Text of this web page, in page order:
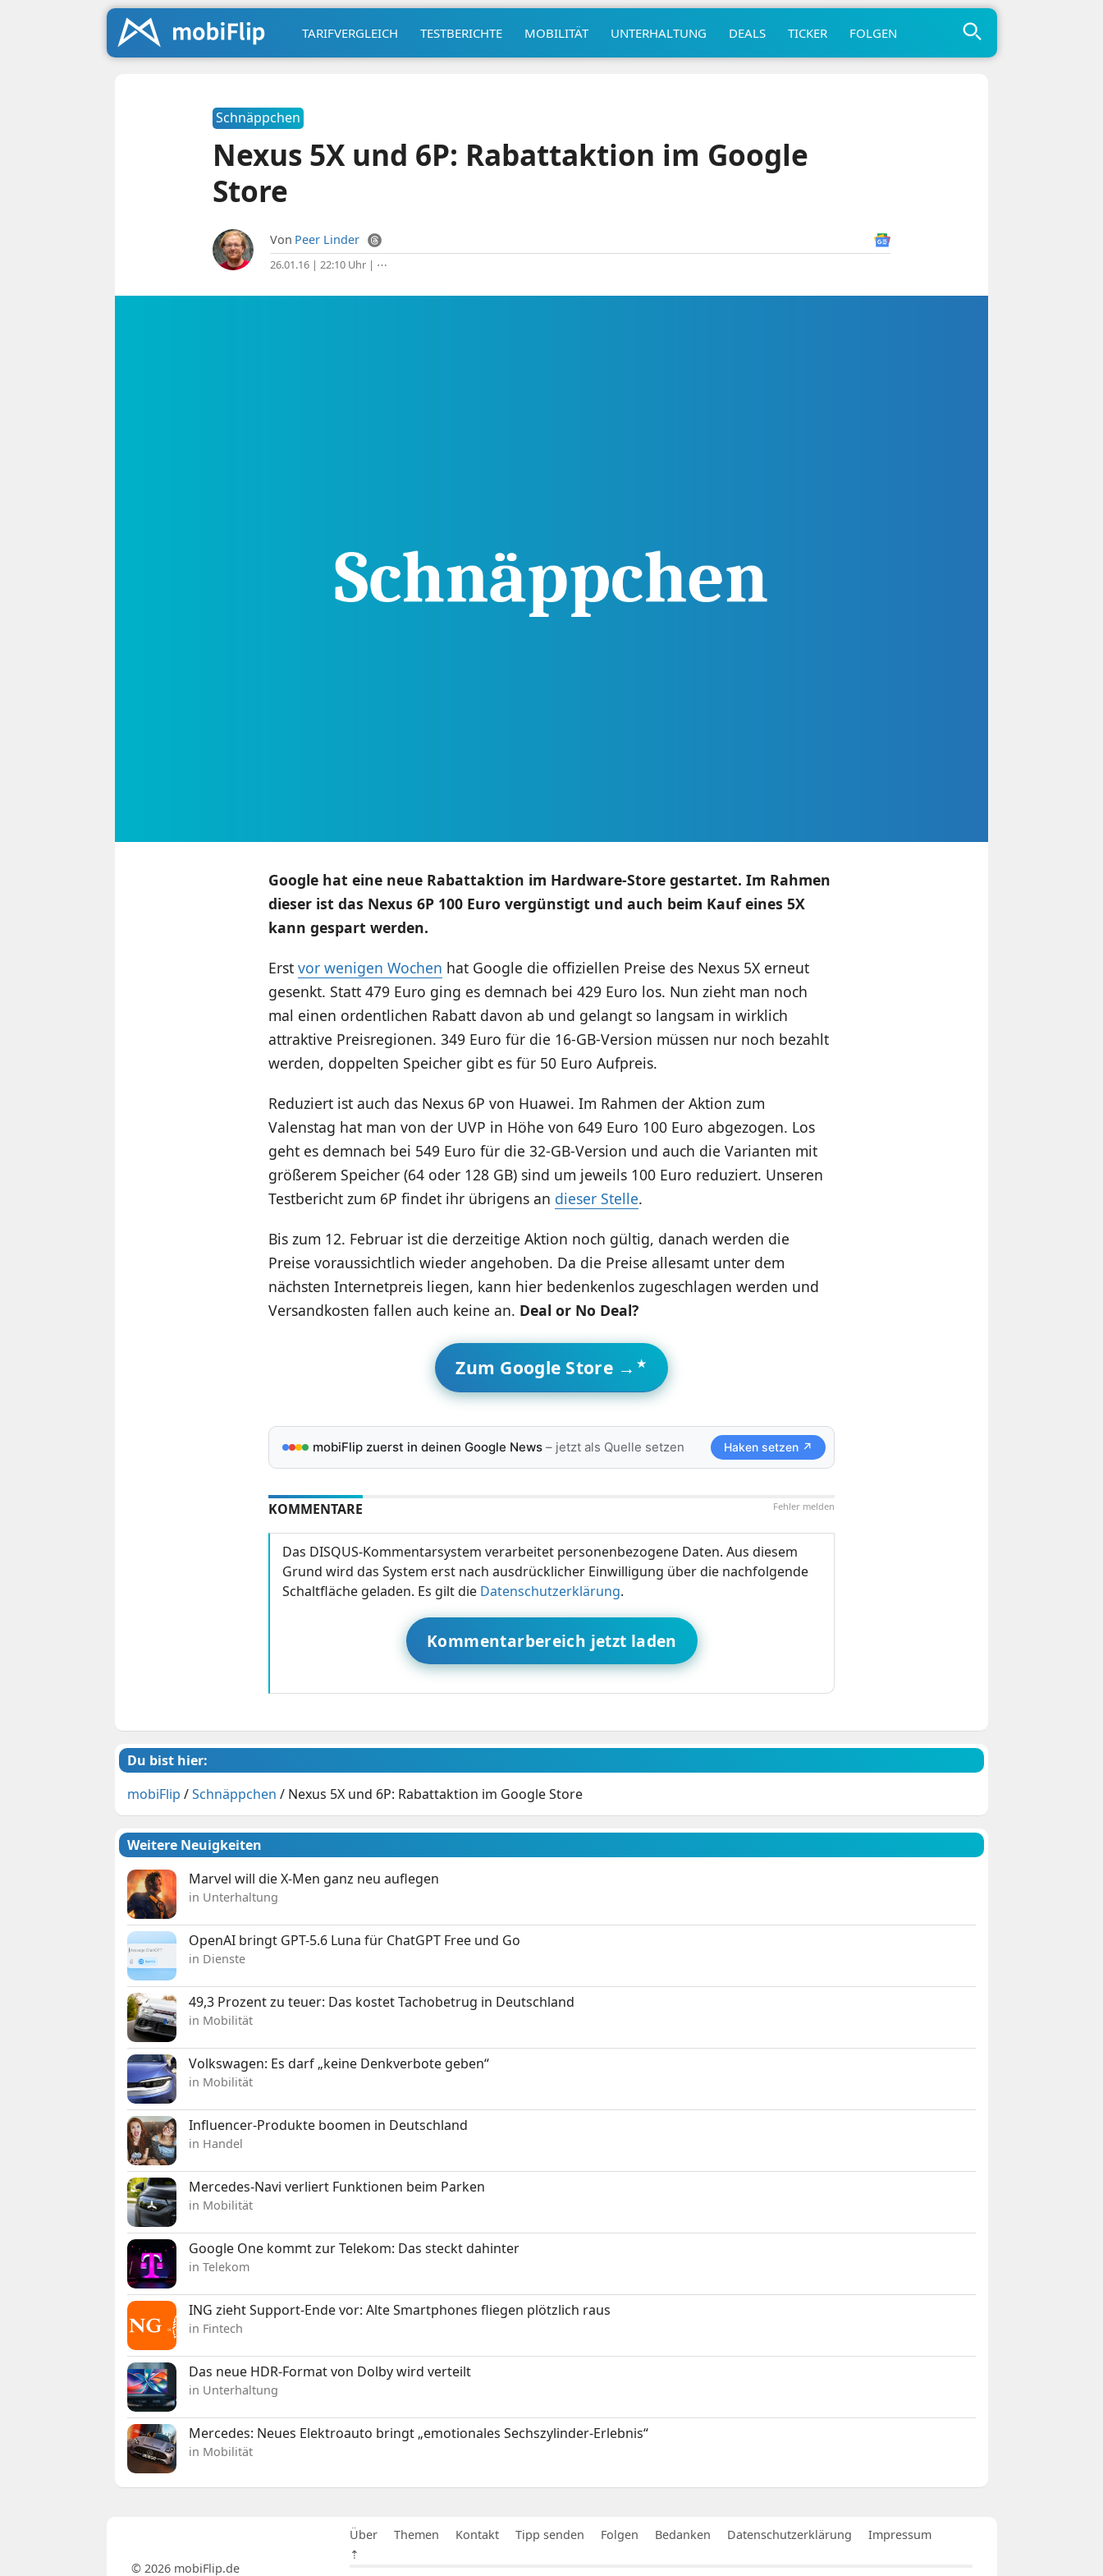
TARIFVERGLEICH TESTBERICHTE MOBILITÄT UNTERHALTUNG DEALS TICKER FOLGEN
Schnäppchen
Nexus 5X und 6P: Rabattaktion im Google
Store
Von Peer Linder
26.01.16 | 22:10 Uhr| ⋯
Google hat eine neue Rabattaktion im Hardware-Store gestartet. Im Rahmen
dieser ist das Nexus 6P 100 Euro vergünstigt und auch beim Kauf eines 5X
kann gespart werden.
Erst vor wenigen Wochen hat Google die offiziellen Preise des Nexus 5X erneut
gesenkt. Statt 479 Euro ging es demnach bei 429 Euro los. Nun zieht man noch
mal einen ordentlichen Rabatt davon ab und gelangt so langsam in wirklich
attraktive Preisregionen. 349 Euro für die 16-GB-Version müssen nur noch bezahlt
werden, doppelten Speicher gibt es für 50 Euro Aufpreis.
Reduziert ist auch das Nexus 6P von Huawei. Im Rahmen der Aktion zum
Valenstag hat man von der UVP in Höhe von 649 Euro 100 Euro abgezogen. Los
geht es demnach bei 549 Euro für die 32-GB-Version und auch die Varianten mit
größerem Speicher (64 oder 128 GB) sind um jeweils 100 Euro reduziert. Unseren
Testbericht zum 6P findet ihr übrigens an dieser Stelle.
Bis zum 12. Februar ist die derzeitige Aktion noch gültig, danach werden die
Preise voraussichtlich wieder angehoben. Da die Preise allesamt unter dem
nächsten Internetpreis liegen, kann hier bedenkenlos zugeschlagen werden und
Versandkosten fallen auch keine an. Deal or No Deal?
Zum Google Store →
mobiFlip zuerst in deinen Google News– jetzt als Quelle setzen Haken setzen ↗
Fehler melden
KOMMENTARE
Das DISQUS-Kommentarsystem verarbeitet personenbezogene Daten. Aus diesem
Grund wird das System erst nach ausdrücklicher Einwilligung über die nachfolgende
Schaltfläche geladen. Es gilt die Datenschutzerklärung.
Kommentarbereich jetzt laden
Du bist hier:
mobiFlip /Schnäppchen / Nexus 5X und 6P: Rabattaktion im Google Store
Weitere Neuigkeiten
Marvel will die X-Men ganz neu auflegen
in Unterhaltung
OpenAI bringt GPT-5.6 Luna für ChatGPT Free und Go
in Dienste
49,3 Prozent zu teuer: Das kostet Tachobetrug in Deutschland
in Mobilität
Volkswagen: Es darf „keine Denkverbote geben“
in Mobilität
Influencer-Produkte boomen in Deutschland
in Handel
Mercedes-Navi verliert Funktionen beim Parken
in Mobilität
Google One kommt zur Telekom: Das steckt dahinter
in Telekom
ING zieht Support-Ende vor: Alte Smartphones fliegen plötzlich raus
in Fintech
Das neue HDR-Format von Dolby wird verteilt
in Unterhaltung
Mercedes: Neues Elektroauto bringt „emotionales Sechszylinder-Erlebnis“
in Mobilität
Über Themen Kontakt Tipp senden Folgen Bedanken Datenschutzerklärung
Impressum
⇡
© 2026 mobiFlip.de